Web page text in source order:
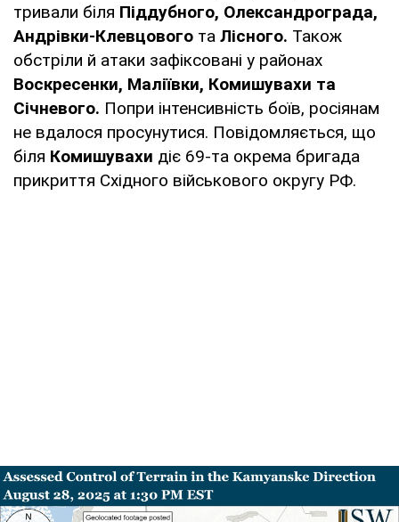
тривали біля Піддубного, Олександрограда,
Андрівки-Клевцового та Лісного. Також
обстріли й атаки зафіксовані у районах
Воскресенки, Маліївки, Комишувахи та
Січневого. Попри інтенсивність боїв, росіянам
не вдалося просунутися. Повідомляється, що
біля Комишувахи діє 69-та окрема бригада
прикриття Східного військового округу РФ.